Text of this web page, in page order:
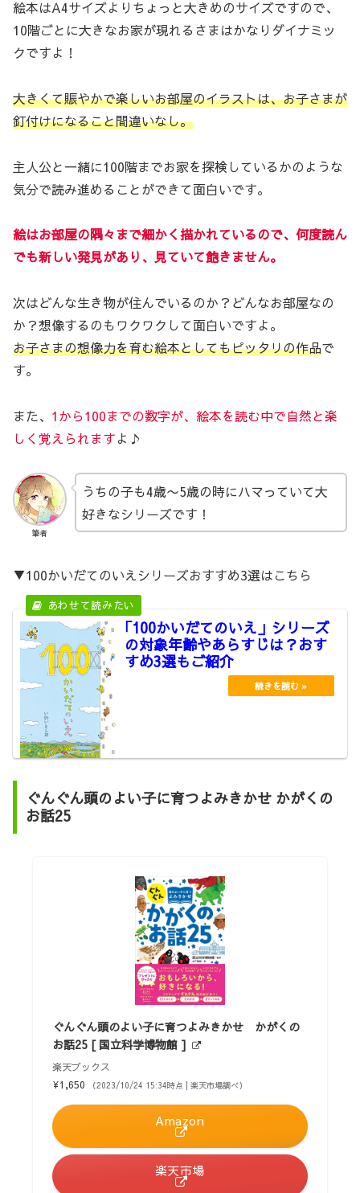
絵本はA4サイズよりちょっと大きめのサイズですので、
10階ごとに大きなお家が現れるさまはかなりダイナミッ
クですよ！
大きくて賑やかで楽しいお部屋のイラストは、お子さまが
釘付けになること間違いなし。
主人公と一緒に100階までお家を探検しているかのような
気分で読み進めることができて面白いです。
絵はお部屋の隅々まで細かく描かれているので、何度読ん
でも新しい発見があり、見ていて飽きません。
次はどんな生き物が住んでいるのか？どんなお部屋なの
か？想像するのもワクワクして面白いですよ。
お子さまの想像力を育む絵本としてもピッタリの作品で
す。
また、 1から100までの数字が、絵本を読む中で自然と楽
しく覚えられますよ♪
筆者
うちの子も4歳〜5歳の時にハマっていて大
好きなシリーズです！
▼100かいだてのいえシリーズおすすめ3選はこちら
｢100かいだてのいえ」シリーズ
の対象年齢やあらすじは？おす
すめ3選もご紹介
ぐんぐん頭のよい子に育つよみきかせ かがくの
お話25
ぐんぐん頭のよい子に育つよみきかせ かがくの
お話25 [ 国立科学博物館 ]
楽天ブックス
¥1,650
（2023/10/24 15:34時点 | 楽天市場調べ）
Amazon
楽天市場